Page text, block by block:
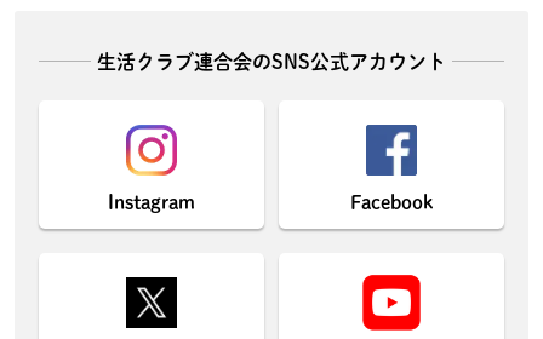
生活クラブ連合会のSNS公式アカウント
Instagram Facebook